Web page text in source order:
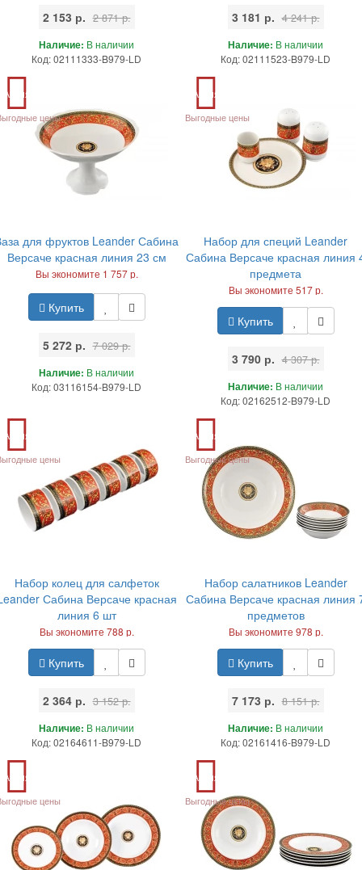
2 153 р. 2 871 р.
Наличие: В наличии
Код: 02111333-B979-LD
3 181 р. 4 241 р.
Наличие: В наличии
Код: 02111523-B979-LD
Акция
цены
для фруктов Leander Сабина
Версаче красная линия 23 см
Вы экономите 1 757 р.
Купить
5 272 р. 7 029 р.
Наличие: В наличии
Код: 03116154-B979-LD
Акция
Выгодные цены
Набор для специй Leander
Сабина Версаче красная линия
предмета
Вы экономите 517 р.
Купить
3 790 р. 4 307 р.
Наличие: В наличии
Код: 02162512-B979-LD
Акция
цены
Набор колец для салфеток
Сабина Версаче красная
линия 6 шт
Вы экономите 788 р.
Купить
2 364 р. 3 152 р.
Наличие: В наличии
Код: 02164611-B979-LD
Акция
Выгодные цены
Набор салатников Leander
Сабина Версаче красная линия
предметов
Вы экономите 978 р.
Купить
7 173 р. 8 151 р.
Наличие: В наличии
Код: 02161416-B979-LD
Акция
цены
Акция
Выгодные цены